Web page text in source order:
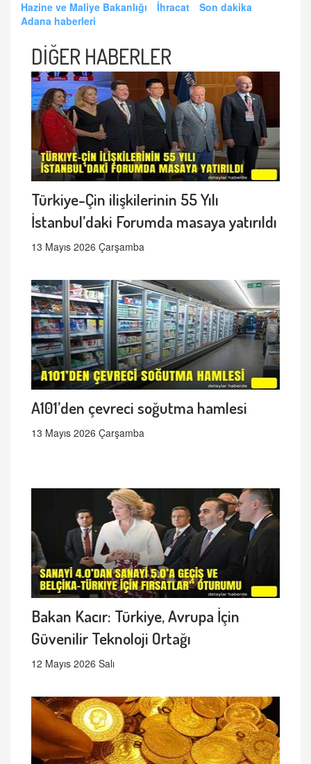
Hazine ve Maliye Bakanlığı
İhracat
Son dakika
Adana haberleri
DİĞER HABERLER
Türkiye-Çin ilişkilerinin 55 Yılı
İstanbul’daki Forumda masaya yatırıldı
13 Mayıs 2026 Çarşamba
A101’den çevreci soğutma hamlesi
13 Mayıs 2026 Çarşamba
Bakan Kacır: Türkiye, Avrupa İçin
Güvenilir Teknoloji Ortağı
12 Mayıs 2026 Salı